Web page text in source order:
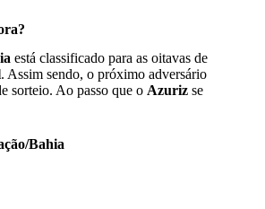
está classificado para as oitavas de
. Assim sendo, o próximo adversário
sorteio. Ao passo que o Azuriz se
Bahia